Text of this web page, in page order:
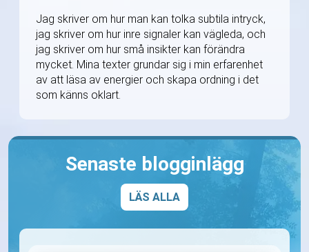
Jag skriver om hur man kan tolka subtila intryck,
jag skriver om hur inre signaler kan vägleda, och
jag skriver om hur små insikter kan förändra
mycket. Mina texter grundar sig i min erfarenhet
av att läsa av energier och skapa ordning i det
som känns oklart.
Senaste blogginlägg
LÄS ALLA